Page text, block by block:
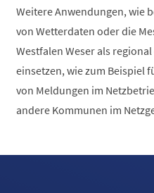
Weitere Anwendungen, wie
von Wetterdaten oder die
Westfalen Weser als
einsetzen, wie zum Beispiel
von Meldungen im
andere Kommunen im